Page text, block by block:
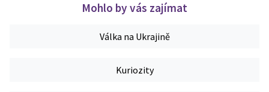
Mohlo by vás zajímat
Válka na Ukrajině
Kuriozity